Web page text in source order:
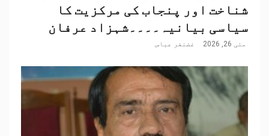
شناخت اور پنجاب کی مرکزیت کا
سیاسی بیانیہ۔۔۔۔شہزاد عرفان
مئی 26, 2026 غضنفر عباس